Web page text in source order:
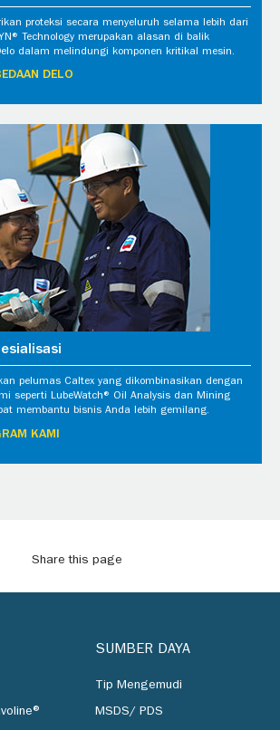
proteksi secara menyeluruh selama lebih dari
Technology merupakan alasan di balik
dalam melindungi komponen kritikal mesin.
DELO
pelumas Caltex yang dikombinasikan dengan
seperti LubeWatch® Oil Analysis dan Mining
membantu bisnis Anda lebih gemilang.
KAMI
Share this page
SUMBER DAYA
Tip Mengemudi
MSDS/ PDS